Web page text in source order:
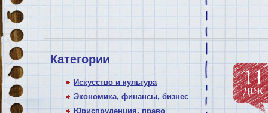
Категории
Искусство и культура
Экономика, финансы, бизнес
Юриспруденция, право
11
дек